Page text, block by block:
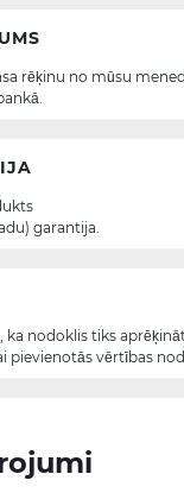
rēķinu no mūsu
garantija.
ka nodoklis tiks
pievienotās vērtības